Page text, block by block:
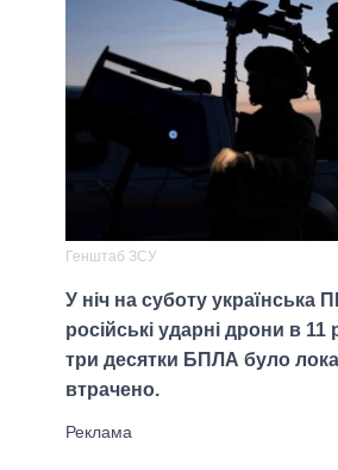
Генштаб ЗСУ
У ніч на суботу українська
російські ударні дрони в 11
три десятки БПЛА було
втрачено.